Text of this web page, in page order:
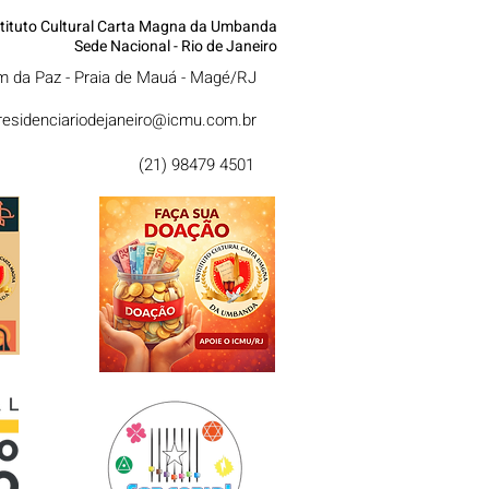
Cultural Carta Magna da Umbanda
Sede Nacional - Rio de Janeiro
da Paz - Praia de Mauá - Magé/RJ
(21) 98479 4501